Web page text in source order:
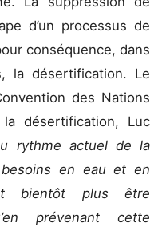
d’un processus de
conséquence, dans
la désertification. Le
des Nations
désertification, Luc
rythme actuel de la
en eau et en
bientôt plus être
prévenant cette